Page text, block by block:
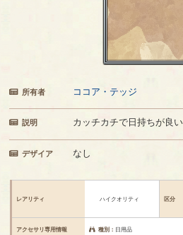
所有者 ココア・テッジ
説明 カッチカチで日持ちが良い
デザイア なし
レアリティ ハイクオリティ 区分
アクセサリ専用情報 種別： 日用品